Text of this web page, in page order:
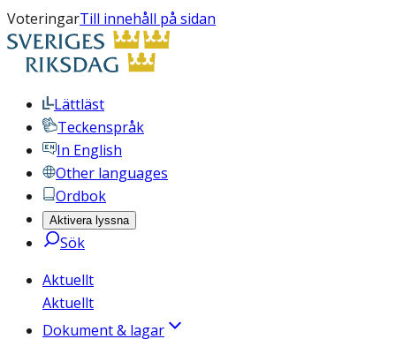
VoteringarTill innehåll på sidan
Lättläst
Teckenspråk
In English
Other languages
Ordbok
Aktivera lyssna
Sök
Aktuellt
Aktuellt
Dokument & lagar